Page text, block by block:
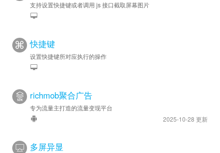
支持设置快捷键或者调用 js 接口截取屏幕图片
快捷键
设置快捷键所对应执行的操作
richmob聚合广告
专为流量主打造的流量变现平台
2025-10-28 更新
多屏异显